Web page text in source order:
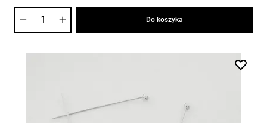
Do koszyka